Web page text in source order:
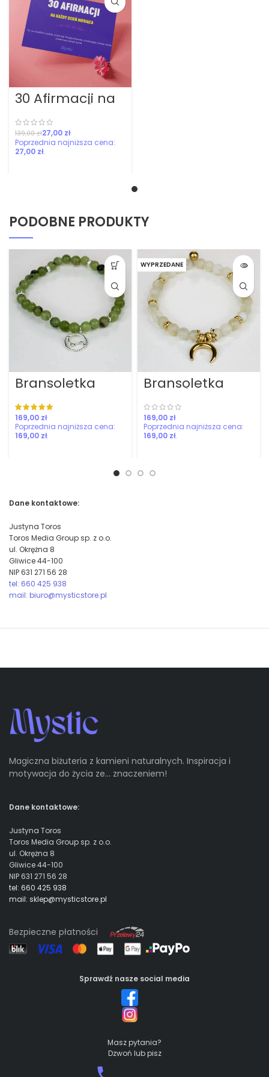
30 Afirmacji na
Każdy Dzień
Miesiąca
139,00zł27,00 zł
27,00 zł
PODOBNE PRODUKTY
Bransoletka
Baran
konstelacja
zł
169,00 zł
WYPRZEDANE
Bransoletka
obfitości z
cytrynem
zł
169,00 zł
Dane kontaktowe:
Justyna Toros
Toros Media Group sp. z o.o.
ul. Okrężna 8
Gliwice 44-100
NIP 631 271 56 28
tel: 660 425 938
mail: biuro@mysticstore.pl
Magiczna biżuteria z kamieni naturalnych. Inspiracja i
motywacja do życia ze… znaczeniem!
Dane kontaktowe:
Justyna Toros
Toros Media Group sp. z o.o.
ul. Okrężna 8
Gliwice 44-100
NIP 631 271 56 28
tel: 660 425 938
mail: sklep@mysticstore.pl
Bezpieczne płatności
Sprawdź nasze social media
Masz pytania?
Dzwoń lub pisz